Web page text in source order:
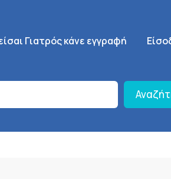
πλοήγηση
Γιατρός κάνε εγγραφή SignUp